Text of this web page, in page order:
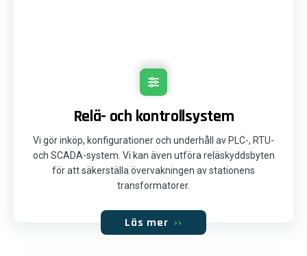
Relä- och kontrollsystem
Vi gör inköp, konfigurationer och underhåll av PLC-, RTU-
och SCADA-system. Vi kan även utföra reläskyddsbyten
för att säkerställa övervakningen av stationens
transformatorer.
Läs mer ››